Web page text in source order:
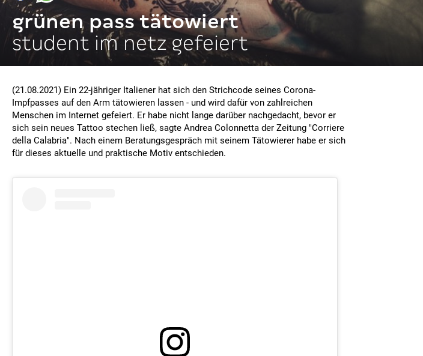
grünen pass tätowiert
student im netz gefeiert
(21.08.2021) Ein 22-jähriger Italiener hat sich den Strichcode seines Corona-
Impfpasses auf den Arm tätowieren lassen - und wird dafür von zahlreichen
Menschen im Internet gefeiert. Er habe nicht lange darüber nachgedacht, bevor er
sich sein neues Tattoo stechen ließ, sagte Andrea Colonnetta der Zeitung "Corriere
della Calabria". Nach einem Beratungsgespräch mit seinem Tätowierer habe er sich
für dieses aktuelle und praktische Motiv entschieden.